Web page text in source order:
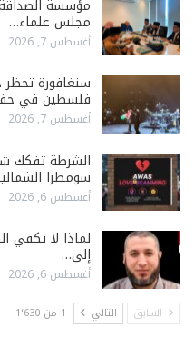
مؤسسة
مجلس علماء…
أغسطس 7, 2026
سنغافورة تحظر
فلسطين في
أغسطس 7, 2026
الشرطة تفكك
سومطرا
أغسطس 6, 2026
لماذا لا تكفي
إلى…
أغسطس 6, 2026
السابق التالي 1 من 1٬630